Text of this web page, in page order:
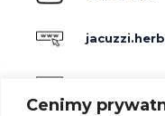
Cenimy